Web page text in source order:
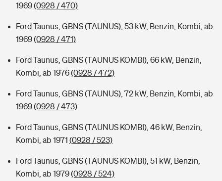
1969(0928 / 470)
Ford Taunus, GBNS (TAUNUS), 53 kW, Benzin, Kombi, ab
1969(0928 / 471)
Ford Taunus, GBNS (TAUNUS KOMBI), 66 kW, Benzin,
Kombi, ab 1976(0928 / 472)
Ford Taunus, GBNS (TAUNUS), 72 kW, Benzin, Kombi, ab
1969(0928 / 473)
Ford Taunus, GBNS (TAUNUS KOMBI), 46 kW, Benzin,
Kombi, ab 1971 (0928 / 523)
Ford Taunus, GBNS (TAUNUS KOMBI), 51 kW, Benzin,
Kombi, ab 1979(0928 / 524)